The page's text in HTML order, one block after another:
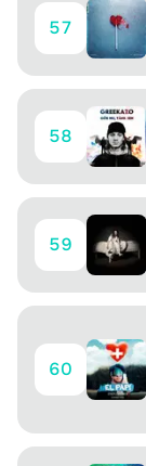
57
58
59
60